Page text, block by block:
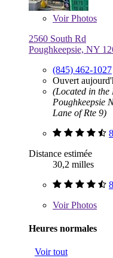
VoirPhotos
2560 South Rd
Poughkeepsie, NY
(845) 462-1027
Ouvert
(Located in the
Poughkeepsie
Lane of Rte 9)
Distance estimée
30,2 milles
VoirPhotos
Heures normales
Voir tout